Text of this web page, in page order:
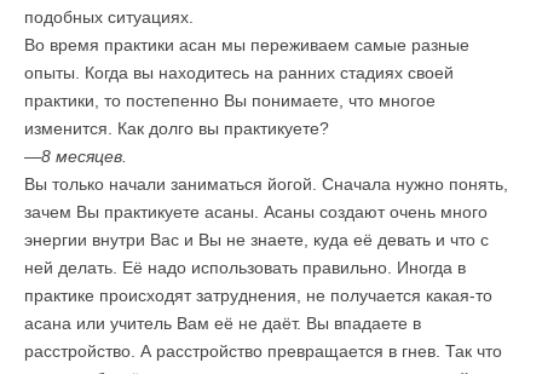
подобных ситуациях.
Во время практики асан мы переживаем самые разные
опыты. Когда вы находитесь на ранних стадиях своей
практики, то постепенно Вы понимаете, что многое
изменится. Как долго вы практикуете?
—8 месяцев.
Вы только начали заниматься йогой. Сначала нужно понять,
зачем Вы практикуете асаны. Асаны создают очень много
энергии внутри Вас и Вы не знаете, куда её девать и что с
ней делать. Её надо использовать правильно. Иногда в
практике происходят затруднения, не получается какая-то
асана или учитель Вам её не даёт. Вы впадаете в
расстройство. А расстройство превращается в гнев. Так что